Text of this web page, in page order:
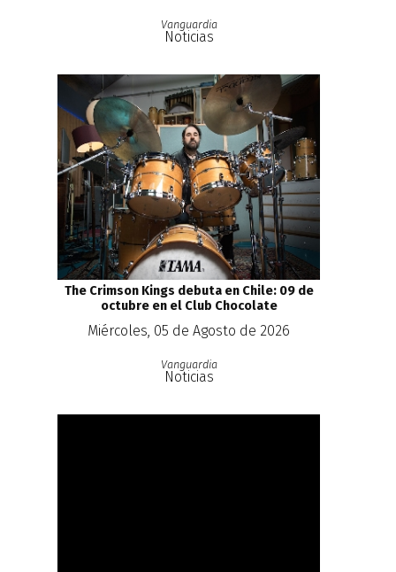
Vanguardia
Noticias
The Crimson Kings debuta en Chile: 09 de
octubre en el Club Chocolate
Miércoles, 05 de Agosto de 2026
Vanguardia
Noticias